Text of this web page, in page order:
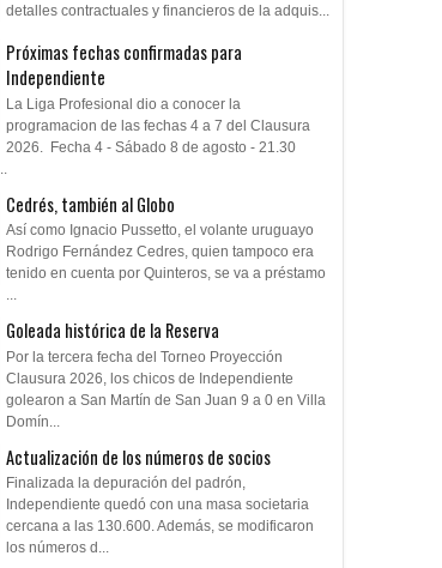
detalles contractuales y financieros de la adquis...
Próximas fechas confirmadas para
Independiente
La Liga Profesional dio a conocer la
programacion de las fechas 4 a 7 del Clausura
2026. Fecha 4 - Sábado 8 de agosto - 21.30
Cedrés, también al Globo
Así como Ignacio Pussetto, el volante uruguayo
Rodrigo Fernández Cedres, quien tampoco era
tenido en cuenta por Quinteros, se va a préstamo
...
Goleada histórica de la Reserva
Por la tercera fecha del Torneo Proyección
Clausura 2026, los chicos de Independiente
golearon a San Martín de San Juan 9 a 0 en Villa
Domín...
Actualización de los números de socios
Finalizada la depuración del padrón,
Independiente quedó con una masa societaria
cercana a las 130.600. Además, se modificaron
los números d...